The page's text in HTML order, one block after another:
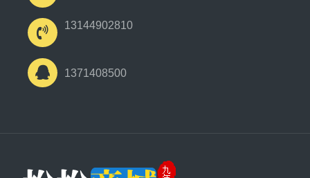
13144902810
1371408500